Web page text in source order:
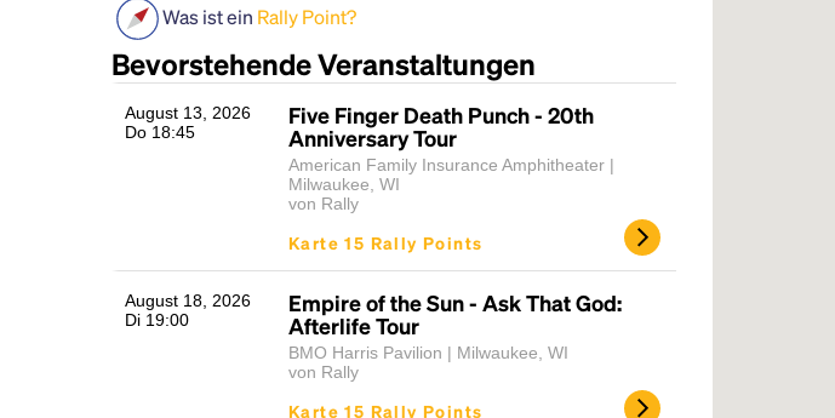
Was ist ein Rally Point?
Bevorstehende Veranstaltungen
August 13, 2026
Do 18:45
Five Finger Death Punch - 20th
Anniversary Tour
American Family Insurance Amphitheater |
Milwaukee, WI
von Rally
Karte 15 Rally Points
August 18, 2026
Di 19:00
Empire of the Sun - Ask That God:
Afterlife Tour
BMO Harris Pavilion | Milwaukee, WI
von Rally
Karte 15 Rally Points